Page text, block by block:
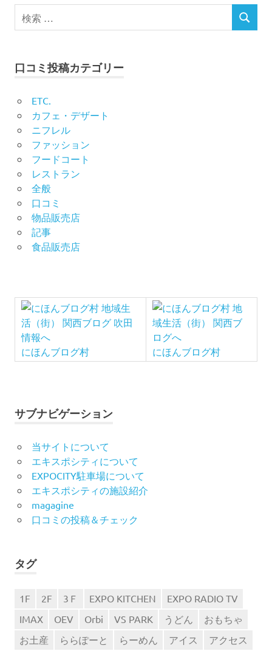
シ
ョ
口コミ投稿カテゴリー
ETC.
カフェ・デザート
ニフレル
ファッション
フードコート
レストラン
全般
口コミ
物品販売店
記事
食品販売店
にほんブログ村 にほんブログ村
サブナビゲーション
当サイトについて
エキスポシティについて
EXPOCITY駐車場について
エキスポシティの施設紹介
magagine
口コミの投稿＆チェック
タグ
1F 2F 3Ｆ EXPO KITCHEN
EXPO RADIO TV
IMAX
OEV Orbi VS PARK うどん
おもちゃ
お土産
ららぽーと らーめん アイス アクセス